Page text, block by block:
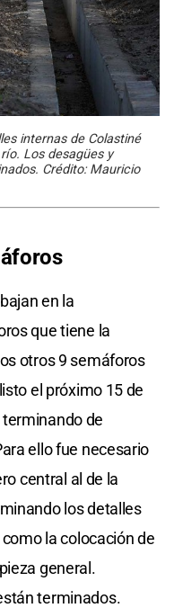
internas de Colastiné
Los desagües y
Crédito: Mauricio
en la
que tiene la
otros 9 semáforos
el próximo 15 de
de
ello fue necesario
central al de la
los detalles
la colocación de
general.
terminados.